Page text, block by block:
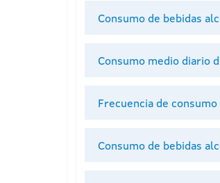
Consumo de bebidas
Consumo medio diario
Frecuencia de
Consumo de bebidas